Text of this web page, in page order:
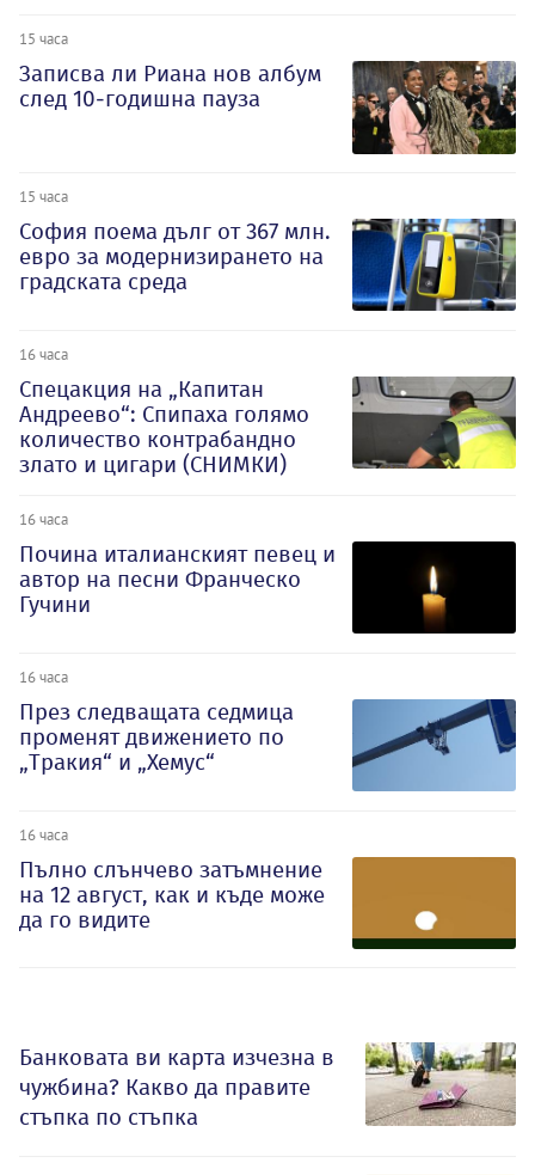
15 часа
Записва ли Риана нов албум
след 10-годишна пауза
15 часа
София поема дълг от 367 млн.
евро за модернизирането на
градската среда
16 часа
Спецакция на „Капитан
Андреево“: Спипаха голямо
количество контрабандно
злато и цигари (СНИМКИ)
16 часа
Почина италианският певец и
автор на песни Франческо
Гучини
16 часа
През следващата седмица
променят движението по
„Тракия“ и „Хемус“
16 часа
Пълно слънчево затъмнение
на 12 август, как и къде може
да го видите
Банковата ви карта изчезна в
чужбина? Какво да правите
стъпка по стъпка